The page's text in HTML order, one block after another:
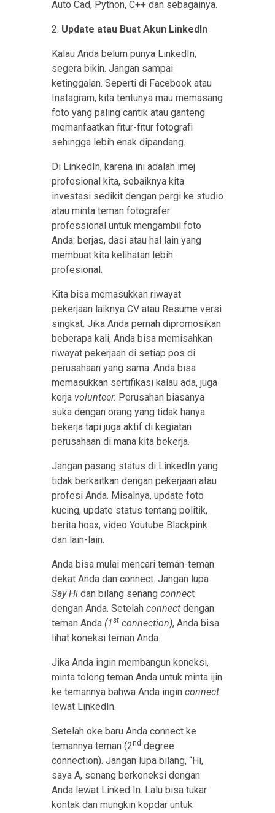
Auto Cad, Python, C++ dan sebagainya.
2. Update atau Buat Akun LinkedIn
Kalau Anda belum punya LinkedIn,
segera bikin. Jangan sampai
ketinggalan. Seperti di Facebook atau
Instagram, kita tentunya mau memasang
foto yang paling cantik atau ganteng
memanfaatkan fitur-fitur fotografi
sehingga lebih enak dipandang.
Di LinkedIn, karena ini adalah imej
profesional kita, sebaiknya kita
investasi sedikit dengan pergi ke studio
atau minta teman fotografer
professional untuk mengambil foto
Anda: berjas, dasi atau hal lain yang
membuat kita kelihatan lebih
profesional.
Kita bisa memasukkan riwayat
pekerjaan laiknya CV atau Resume versi
singkat. Jika Anda pernah dipromosikan
beberapa kali, Anda bisa memisahkan
riwayat pekerjaan di setiap pos di
perusahaan yang sama. Anda bisa
memasukkan sertifikasi kalau ada, juga
kerja volunteer. Perusahan biasanya
suka dengan orang yang tidak hanya
bekerja tapi juga aktif di kegiatan
perusahaan di mana kita bekerja.
Jangan pasang status di LinkedIn yang
tidak berkaitkan dengan pekerjaan atau
profesi Anda. Misalnya, update foto
kucing, update status tentang politik,
berita hoax, video Youtube Blackpink
dan lain-lain.
Anda bisa mulai mencari teman-teman
dekat Anda dan connect. Jangan lupa
Say Hi dan bilang senang connect
dengan Anda. Setelah connect dengan
teman Anda (1st connection), Anda bisa
lihat koneksi teman Anda.
Jika Anda ingin membangun koneksi,
minta tolong teman Anda untuk minta ijin
ke temannya bahwa Anda ingin connect
lewat LinkedIn.
Setelah oke baru Anda connect ke
temannya teman (2nd degree
connection). Jangan lupa bilang, “Hi,
saya A, senang berkoneksi dengan
Anda lewat Linked In. Lalu bisa tukar
kontak dan mungkin kopdar untuk